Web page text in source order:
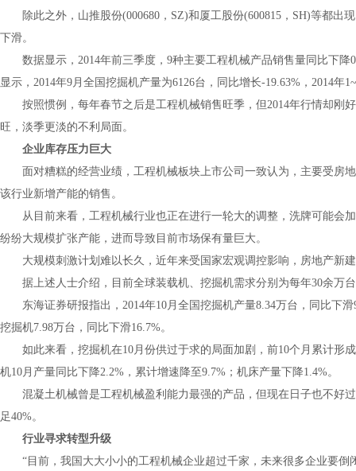
除此之外， 山推股份(000680，SZ)和 厦工股份(600815，SH)等都出
下滑。
数据显示，2014年前三季度，9种主要工程机械产品销售量同比下
显示，2014年9月全国挖掘机产量为6126台，同比增长-19.63%，2014年
按照惯例，每年春节之后是工程机械销售旺季，但2014年行情却刚
旺，淡季更淡的不利局面。
企业库存压力巨大
面对糟糕的经营业绩，工程机械板块上市公司一致认为，主要受房
该行业新增产能的销售。
从目前来看，工程机械行业也正在进行一轮大的调整，洗牌可能会
纷纷大规模扩张产能，进而导致目前市场保有量巨大。
大规模刺激计划难以长久，近年来受国家宏观调控影响，房地产新
据上述人士介绍，目前全球装载机、挖掘机需求分别为每年30余万
东海证券研报指出，2014年10月全国挖掘机产量8.34万台，同比下
挖掘机7.98万台，同比下滑16.7%。
如此来看，挖掘机在10月份供过于求的局面加剧，前10个月累计形
机10月产量同比下降2.2%，累计增速降至9.7%；机床产量下降1.4%。
混凝土机械曾是工程机械盈利能力最强的产品，但现在日子也不好
足40%。
行业寻求转型升级
“目前，我国大大小小的工程机械企业超过千家，未来很多企业要